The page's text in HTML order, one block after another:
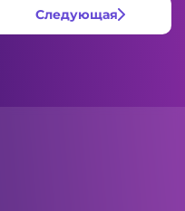
Следующая